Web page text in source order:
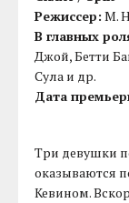
Режиссер: М.
В главных
Джой, Бетти
Сула и др.
Дата
Три девушки
оказываются
Кевином.